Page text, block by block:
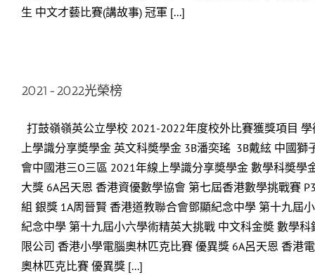
生 中文才藝比賽(講故事) 冠軍 [...]
2021-2022光榮榜
打鼓嶺嶺英公立學校 2021-2022年度校外比賽獲獎項目
上學識分享奬學金 英文科奬學金 3B潘奕瑤 3B戴絃 中國
會中國港三O三區 2021年線上學識分享奬學金 數學科奬學
大獎 6A呂天恩 香港資優數學協會 第七屆香港數學挑戰賽
組 銀獎 1A周晉賢 香港道教聯合會鄧顯紀念中學 第十九屆
紀念中學 第十九屆小六學術精英大挑戰 中文科金奬 數學
限公司 香港小學電腦奧林匹克比賽 優異獎 6A呂天恩 香
奧林匹克比賽 優異獎 [...]